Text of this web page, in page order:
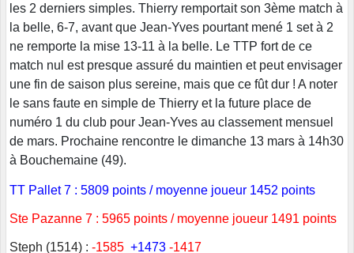
les 2 derniers simples. Thierry remportait son 3ème match à
la belle, 6-7, avant que Jean-Yves pourtant mené 1 set à 2
ne remporte la mise 13-11 à la belle. Le TTP fort de ce
match nul est presque assuré du maintien et peut envisager
une fin de saison plus sereine, mais que ce fût dur ! A noter
le sans faute en simple de Thierry et la future place de
numéro 1 du club pour Jean-Yves au classement mensuel
de mars. Prochaine rencontre le dimanche 13 mars à 14h30
à Bouchemaine (49).
TT Pallet 7 : 5809 points / moyenne joueur 1452 points
Ste Pazanne 7 : 5965 points / moyenne joueur 1491 points
Steph (1514) : -1585 +1473 -1417